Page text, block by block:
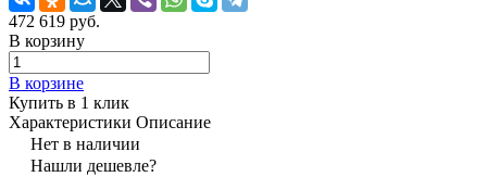
472 619 руб.
В корзину
В корзине
Купить в 1 клик
Характеристики Описание
Нет в наличии
Нашли дешевле?